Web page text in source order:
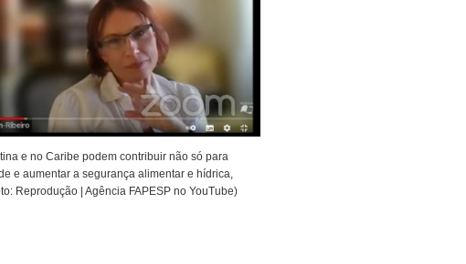
e no Caribe podem contribuir não só para
e aumentar a segurança alimentar e hídrica,
Reprodução | Agência FAPESP no YouTube)